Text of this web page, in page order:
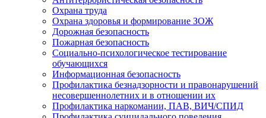
Охрана труда
Охрана здоровья и формирование ЗОЖ
Дорожная безопасность
Пожарная безопасность
Социально-психологическое тестирование
обучающихся
Информационная безопасность
Профилактика безнадзорности и правонарушений
несовершеннолетних и в отношении их
Профилактика наркомании, ПАВ, ВИЧ/СПИД